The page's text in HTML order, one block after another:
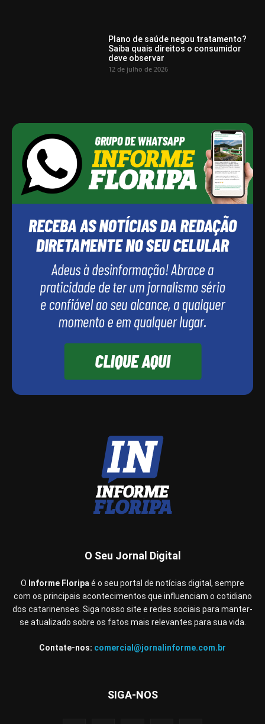
Plano de saúde negou tratamento?
Saiba quais direitos o consumidor
deve observar
12 de julho de 2026
O Seu Jornal Digital
O Informe Floripaé o seu portal de notícias digital, sempre
com os principais acontecimentos que influenciam o cotidiano
dos catarinenses. Siga nosso site e redes sociais para manter-
se atualizado sobre os fatos mais relevantes para sua vida.
Contate-nos: comercial@jornalinforme.com.br
SIGA-NOS